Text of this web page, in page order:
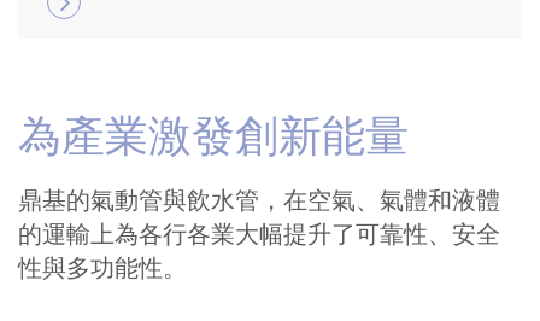
為產業激發創新能量
鼎基的氣動管與飲水管，在空氣、氣體和液體
的運輸上為各行各業大幅提升了可靠性、安全
性與多功能性。